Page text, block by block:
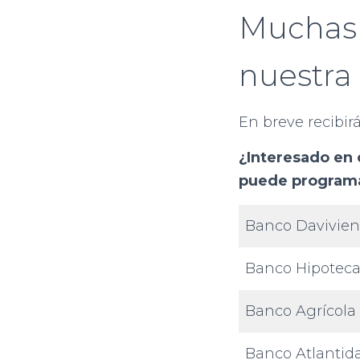
En breve
¿Interesado
puede
Banco
Banco
Banco Agrícola
Banco